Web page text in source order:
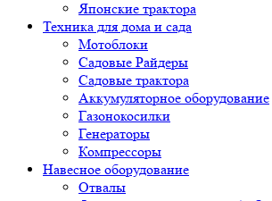
Японские трактора
Техника для дома и сада
Мотоблоки
Садовые Райдеры
Садовые трактора
Аккумуляторное оборудование
Газонокосилки
Генераторы
Компрессоры
Навесное оборудование
Отвалы